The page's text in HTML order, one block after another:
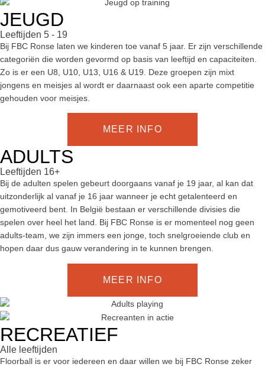
JEUGD
Leeftijden 5 - 19
Bij FBC Ronse laten we kinderen toe vanaf 5 jaar. Er zijn verschillende
categoriën die worden gevormd op basis van leeftijd en capaciteiten.
Zo is er een U8, U10, U13, U16 & U19. Deze groepen zijn mixt
jongens en meisjes al wordt er daarnaast ook een aparte competitie
gehouden voor meisjes.
MEER INFO
ADULTS
Leeftijden 16+
Bij de adulten spelen gebeurt doorgaans vanaf je 19 jaar, al kan dat
uitzonderlijk al vanaf je 16 jaar wanneer je echt getalenteerd en
gemotiveerd bent. In België bestaan er verschillende divisies die
spelen over heel het land. Bij FBC Ronse is er momenteel nog geen
adults-team, we zijn immers een jonge, toch snelgroeiende club en
hopen daar dus gauw verandering in te kunnen brengen.
MEER INFO
RECREATIEF
Alle leeftijden
Floorball is er voor iedereen en daar willen we bij FBC Ronse zeker